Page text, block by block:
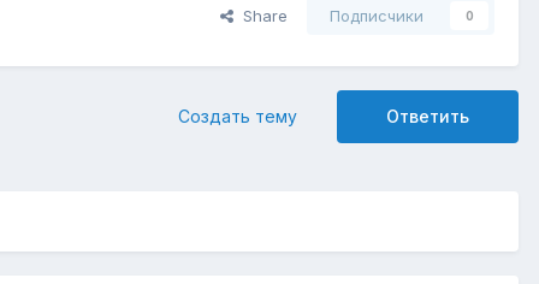
Share Подписчики 0
Ответить
Создать тему